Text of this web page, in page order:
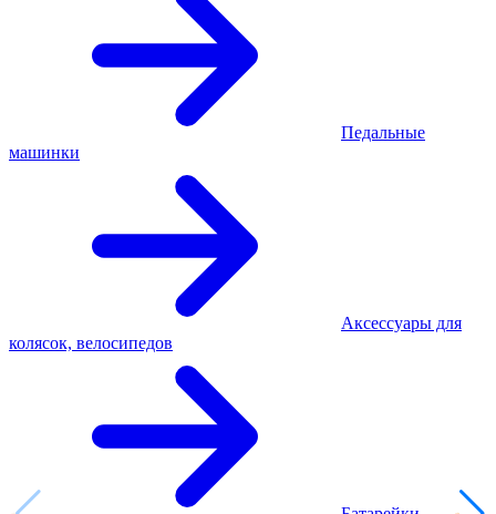
Педальные
машинки
Аксессуары для
колясок, велосипедов